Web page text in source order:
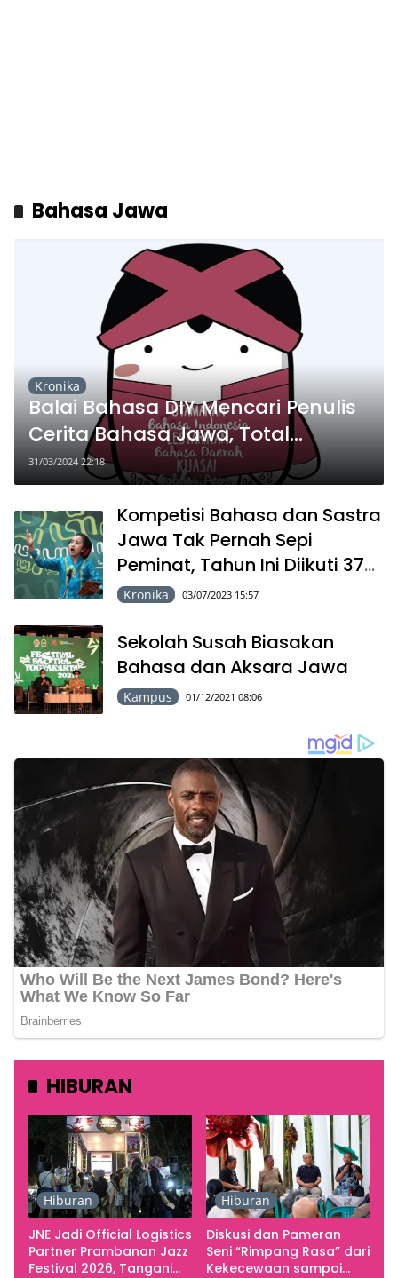
Bahasa Jawa
Kronika
Balai Bahasa DIY Mencari Penulis
Cerita Bahasa Jawa, Total
Penghargaan Karya Rp 242,5 Juta
31/03/2024 22:18
Kompetisi Bahasa dan Sastra
Jawa Tak Pernah Sepi
Peminat, Tahun Ini Diikuti 379
Peserta
Kronika 03/07/2023 15:57
Sekolah Susah Biasakan
Bahasa dan Aksara Jawa
Kampus 01/12/2021 08:06
HIBURAN
Hiburan
JNE Jadi Official Logistics
Partner Prambanan Jazz
Festival 2026, Tangani
Hiburan
Diskusi dan Pameran
Seni “Rimpang Rasa” dari
Kekecewaan sampai